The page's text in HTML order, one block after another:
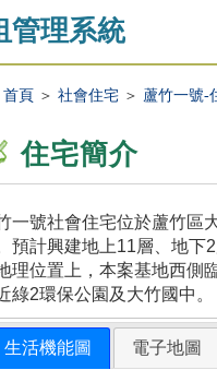
管理系統
首頁＞ 社會住宅＞ 蘆竹一號-
住宅簡介
一號社會住宅位於蘆竹區
預計興建地上11層、地下
理位置上，本案基地西側
綠2環保公園及大竹國中。
生活機能圖 電子地圖